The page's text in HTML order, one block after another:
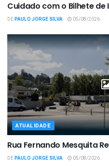
Cuidado com o Bilhete
DEPAULO JORGE SILVA 05/08/2026
ATUALIDADE
Rua Fernando Mesquita
DEPAULO JORGE SILVA 05/08/2026